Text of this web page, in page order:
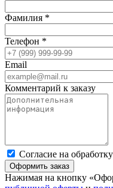
Фамилия *
Телефон *
Email
Комментарий к заказу
Согласие на
Оформить заказ
Нажимая на кнопку